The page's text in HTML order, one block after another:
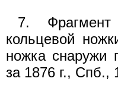
7.
кольцевой
ножка снаружи
за 1876 г., Спб.,